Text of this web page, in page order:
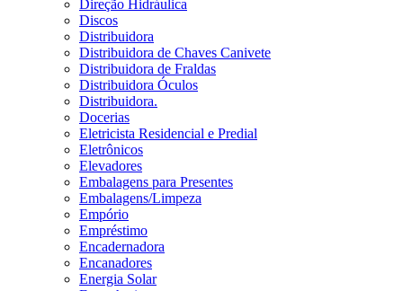
Direção Hidráulica
Discos
Distribuidora
Distribuidora de Chaves Canivete
Distribuidora de Fraldas
Distribuidora Óculos
Distribuidora.
Docerias
Eletricista Residencial e Predial
Eletrônicos
Elevadores
Embalagens para Presentes
Embalagens/Limpeza
Empório
Empréstimo
Encadernadora
Encanadores
Energia Solar